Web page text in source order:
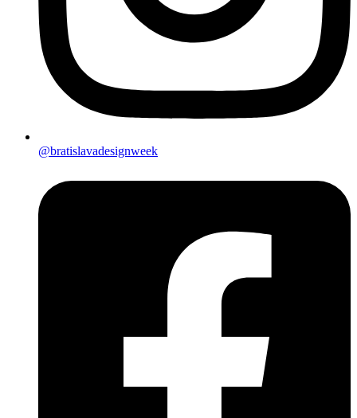
@bratislavadesignweek